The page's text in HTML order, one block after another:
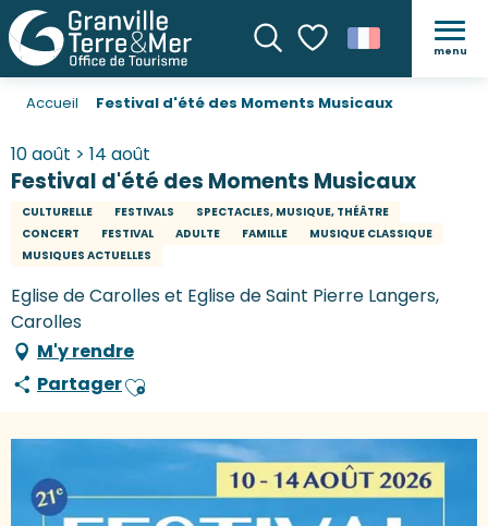
Recherche
Voir les favoris
menu
Accueil Festival d'été des Moments Musicaux
10 août > 14 août
Festival d'été des Moments Musicaux
CULTURELLE FESTIVALS
SPECTACLES, MUSIQUE, THÉÂTRE
CONCERT
FESTIVAL ADULTE FAMILLE
MUSIQUE CLASSIQUE
MUSIQUES ACTUELLES
Eglise de Carolles et Eglise de Saint Pierre Langers,
Carolles
M'y rendre
PartagerAjouter aux favoris